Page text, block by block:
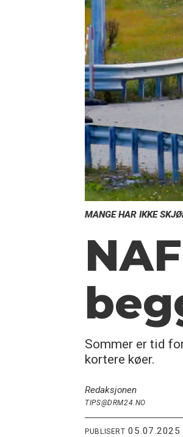
MANGE HAR IKKE
Sommer er tid
kortere køer.
Redaksjonen
TIPS@DRM24.NO
PUBLISERT